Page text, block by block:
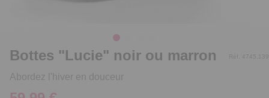
Bottes "Lucie" noir ou marron
Abordez l'hiver en douceur
Réf. 4745.139